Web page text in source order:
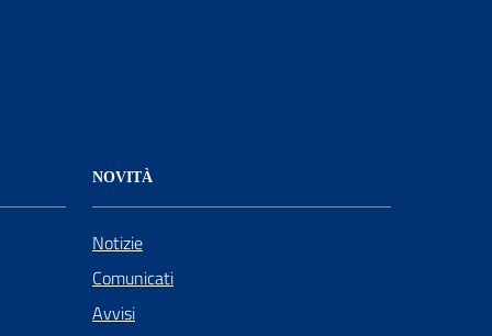
NOVITÀ
Notizie
Comunicati
Avvisi